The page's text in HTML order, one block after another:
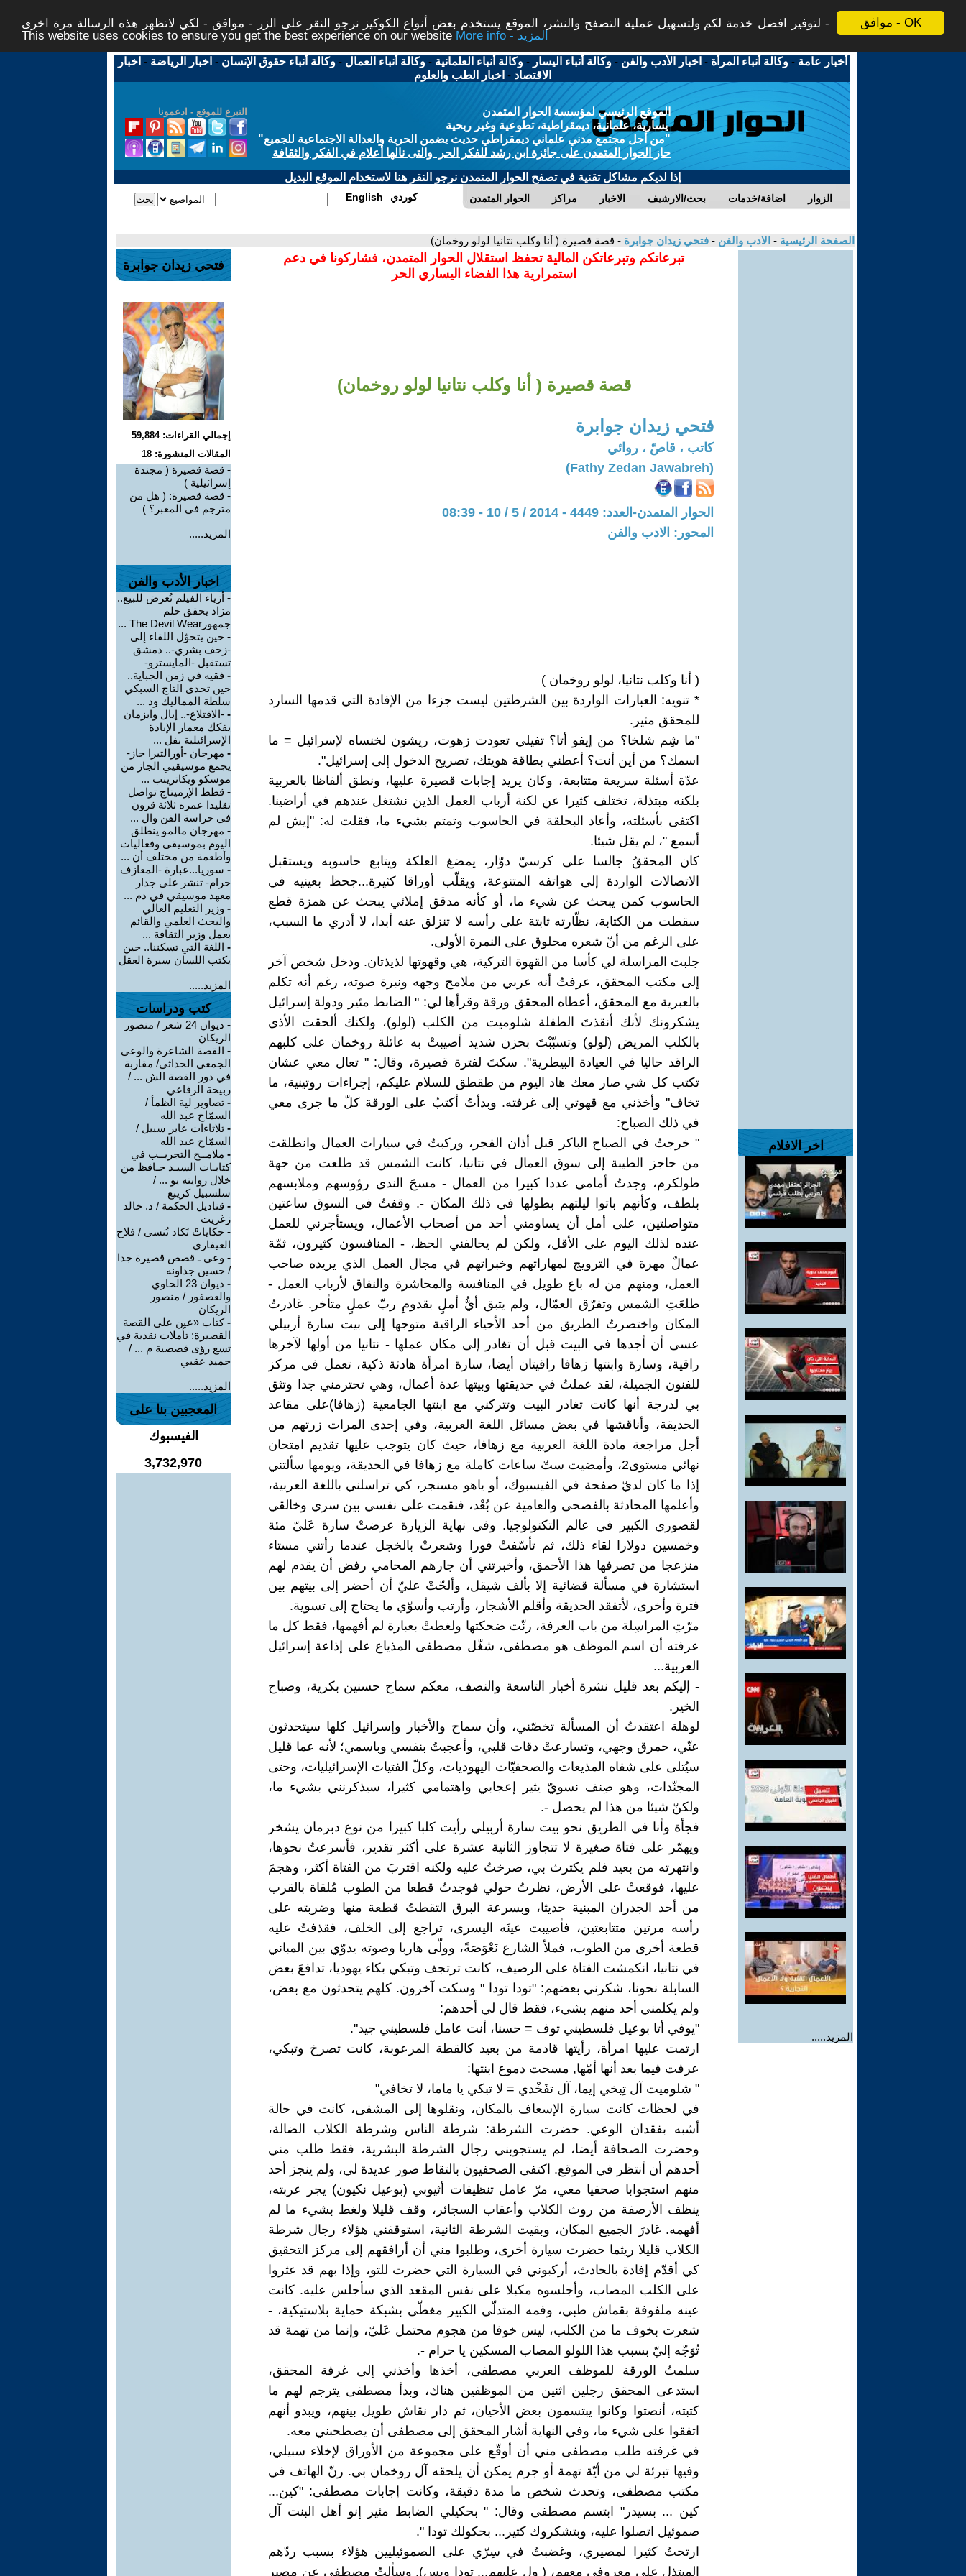
موافق - OK
لتوفير افضل خدمة لكم ولتسهيل عملية التصفح والنشر، الموقع يستخدم بعض أنواع الكوكيز نرجو النقر على الزر - موافق - لكي لاتظهر هذه الرسالة مرة اخرى -
This website uses cookies to ensure you get the best experience on our website
More info - المزيد
أخبار عامة -وكالة أنباء المرأة - اخبار الأدب والفن -وكالة أنباء اليسار -وكالة أنباء العلمانية -وكالة أنباء العمال -وكالة أنباء حقوق الإنسان - اخبار الرياضة - اخبار
الاقتصاد - اخبار الطب والعلوم
التبرع للموقع - ادعمونا
الموقع الرئيسي لمؤسسة الحوار المتمدن
يسارية، علمانية، ديمقراطية، تطوعية وغير ربحية
"من أجل مجتمع مدني علماني ديمقراطي حديث يضمن الحرية والعدالة الاجتماعية للجميع"
حاز الحوار المتمدن على جائزة ابن رشد للفكر الحر والتى نالها أعلام في الفكر والثقافة
إذا لديكم مشاكل تقنية في تصفح الحوار المتمدن نرجو النقر هنا لاستخدام الموقع البديل
الحوار المتمدن مراكز الاخبار بحث/الارشيف اضافة/خدمات الزوار English كوردي
الصفحة الرئيسية - الادب والفن - فتحي زيدان جوابرة - قصة قصيرة ( أنا وكلب نتانيا لولو روخمان)
اخر الافلام
المزيد.....
تبرعاتكم وتبرعاتكن المالية تحفظ استقلال الحوار المتمدن، فشاركونا في دعم
استمرارية هذا الفضاء اليساري الحر
قصة قصيرة ( أنا وكلب نتانيا لولو روخمان)
فتحي زيدان جوابرة
كاتب ، قاصّ ، روائي
(Fathy Zedan Jawabreh)
الحوار المتمدن-العدد: 4449 - 2014 / 5 / 10 - 08:39
المحور: الادب والفن
( أنا وكلب نتانيا، لولو روخمان )
* تنويه: العبارات الواردة بين الشرطتين ليست جزءا من الإفادة التي قدمها السارد
للمحقق مئير.
"ما شِم شلخا؟ من إيفو أتا؟ تفيلي تعودت زهوت، ريشون لخنساه لإسرائيل = ما
اسمك؟ من أين أنت؟ أعطني بطاقة هويتك، تصريح الدخول إلى إسرائيل".
عدّة أسئلة سريعة متتابعة، وكان يريد إجابات قصيرة عليها، ونطق ألفاظا بالعربية
بلكنه مبتذلة، تختلف كثيرا عن لكنة أرباب العمل الذين نشتغل عندهم في أراضينا.
اكتفى بأسئلته، وأعاد البحلقة في الحاسوب وتمتم بشيء ما، فقلت له: "إيش لم
أسمع "، لم يقل شيئا.
كان المحققُ جالسا على كرسيّ دوّار، يمضغ العلكة ويتابع حاسوبه ويستقبل
الاتصالات الواردة إلى هواتفه المتنوعة، ويقلّب أوراقا كثيرة...جحظ بعينيه في
الحاسوب كمن يبحث عن شيء ما، أو كأنه مدقق إملائي يبحث عن همزة قطع
سقطت من الكتابة، نظّارته ثابتة على رأسه لا تنزلق عنه أبدا، لا أدري ما السبب،
على الرغم من أنّ شعره محلوق على النمرة الأولى.
جلبت المراسلة لي كأسا من القهوة التركية، هي وقهوتها لذيذتان. ودخل شخص آخر
إلى مكتب المحقق، عرفتُ أنه عربي من ملامح وجهه ونبرة صوته، رغم أنه تكلم
بالعبرية مع المحقق، أعطاه المحقق ورقة وقرأها لي: " الضابط مئير ودولة إسرائيل
يشكرونك لأنك أنقذتَ الطفلة شلوميت من الكلب (لولو)، ولكنك ألحقت الأذى
بالكلب المريض (لولو) وتسبّبْتَ بحزن شديد أصيبتْ به عائلة روخمان على كلبهم
الراقد حاليا في العيادة البيطرية". سكتَ لفترة قصيرة، وقال: " تعال معي عشان
تكتب كل شي صار معك هاد اليوم من طقطق للسلام عليكم، إجراءات روتينية، ما
تخاف" وأخذني مع قهوتي إلى غرفته. وبدأتُ أكتبُ على الورقة كلّ ما جرى معي
في ذلك الصباح:
" خرجتُ في الصباح الباكر قبل أذان الفجر، وركبتُ في سيارات العمال وانطلقت
من حاجز الطيبة إلى سوق العمال في نتانيا، كانت الشمس قد طلعت من جهة
طولكرم، وجدتُ أمامي عددا كبيرا من العمال - مسحَ الندى رؤوسهم وملابسهم
بلطف، وكأنهم باتوا ليلتهم بطولها في ذلك المكان -. وقفتُ في السوق ساعتين
متواصلتين، على أمل أن يساومني أحد من أصحاب الأعمال، ويستأجرني للعمل
عنده لذلك اليوم على الأقل، ولكن لم يحالفني الحظ، - المنافسون كثيرون، ثمّة
عمالٌ مهرة في الترويج لمهاراتهم وخبراتهم في مجال العمل الذي يريده صاحب
العمل، ومنهم من له باع طويل في المنافسة والمحاشرة والنفاق لأرباب العمل -
طلعَتِ الشمس وتفرّق العمّال، ولم يتبق أيُّ أملٍ بقدومِ ربّ عملٍ متأخر. غادرتُ
المكان واختصرتُ الطريق من أحد الأحياء الراقية متوجها إلى بيت سارة أربيلي
عسى أن أجدها في البيت قبل أن تغادر إلى مكان عملها - نتانيا من أولها لآخرها
راقية، وسارة وابنتها زهافا راقيتان أيضا، سارة امرأة هادئة ذكية، تعمل في مركز
للفنون الجميلة، لقد عملتُ في حديقتها وبيتها عدة أعمال، وهي تحترمني جدا وتثق
بي لدرجة أنها كانت تغادر البيت وتتركني مع ابنتها الجامعية (زهافا)على مقاعد
الحديقة، وأناقشها في بعض مسائل اللغة العربية، وفي إحدى المرات زرتهم من
أجل مراجعة مادة اللغة العربية مع زهافا، حيث كان يتوجب عليها تقديم امتحان
نهائي مستوى2، وأمضيت ستّ ساعات كاملة مع زهافا في الحديقة، ويومها سألتني
إذا ما كان لديّ صفحة في الفيسبوك، أو ياهو مسنجر، كي تراسلني باللغة العربية،
وأعلمها المحادثة بالفصحى والعامية عن بُعْد، فنقمت على نفسي بين سري وخالقي
لقصوري الكبير في عالم التكنولوجيا. وفي نهاية الزيارة عرضتْ سارة عَليّ مئة
وخمسين دولارا لقاء ذلك، ثم تأسّفتْ فورا وشعرتْ بالخجل عندما رأتني مستاء
منزعجا من تصرفها هذا الأحمق، وأخبرتني أن جارهم المحامي رفض أن يقدم لهم
استشارة في مسألة قضائية إلا بألف شيقل، وألحّتْ عليّ أن أحضر إلى بيتهم بين
فترة وأخرى، لأتفقد الحديقة وأقلم الأشجار، وأرتب وأسوّي ما يحتاج إلى تسوية.
مرّتِ المراسِلة من باب الغرفة، رنّت ضحكتها ولغطتْ بعبارة لم أفهمها، فقط كل ما
عرفته أن اسم الموظف هو مصطفى، شغّل مصطفى المذياع على إذاعة إسرائيل
العربية...
- إليكم بعد قليل نشرة أخبار التاسعة والنصف، معكم سماح حسنين بكرية، وصباح
الخير.
لوهلة اعتقدتُ أن المسألة تخصّني، وأن سماح والأخبار وإسرائيل كلها سيتحدثون
عنّي، حمرق وجهي، وتسارعتْ دقات قلبي، وأعجبتُ بنفسي وباسمي؛ لأنه عما قليل
سيُتلى على شفاه المذيعات والصحفيّات اليهوديات، وكلّ الفتيات الإسرائيليات، وحتى
المجنّدات، وهو صِنف نسويّ يثير إعجابي واهتمامي كثيرا، سيذكرنني بشيء ما،
ولكنّ شيئا من هذا لم يحصل -.
فجأة وأنا في الطريق نحو بيت سارة أربيلي رأيت كلبا كبيرا من نوع دبرمان يشخر
ويهمّر على فتاة صغيرة لا تتجاوز الثانية عشرة على أكثر تقدير، فأسرعتُ نحوها،
وانتهرته من بعيد فلم يكترث بي، صرختُ عليه ولكنه اقتربَ من الفتاة أكثر، وهجمَ
عليها، فوقعتْ على الأرض، نظرتُ حولي فوجدتُ قطعا من الطوب مُلقاة بالقرب
من أحد الجدران المبنية حديثا، وبسرعة البرق التقطتُ قطعة منها وضربته على
رأسه مرتين متتابعتين، فأصيبت عينَه اليسرى، تراجع إلى الخلف، فقذفتُ عليه
قطعة أخرى من الطوب، فملأ الشارع نَعْوَصَةً، وولّى هاربا وصوته يدوّي بين المباني
في نتانيا، انكمشت الفتاة على الرصيف، كانت ترتجف وتبكي بكاء يهوديا، تدافعَ بعض
السابلة نحونا، شكرني بعضهم: "تودا تودا " وسكت آخرون. كلهم يتحدثون مع بعض،
ولم يكلمني أحد منهم بشيء، فقط قال لي أحدهم:
"يوفي أتا بوعيل فلسطيني توف = حسنا، أنت عامل فلسطيني جيد".
ارتمت عليها امرأة، رأيتها قادمة من بعيد كالقطة المرعوبة، كانت تصرخ وتبكي،
عرفت فيما بعد أنها أمّها, مسحت دموع ابنتها:
" شلوميت آل تِبخي إيما، آل تفَخْدي = لا تبكي يا ماما، لا تخافي"
في لحظات كانت سيارة الإسعاف بالمكان، ونقلوها إلى المشفى، كانت في حالة
أشبه بفقدان الوعي. حضرت الشرطة: شرطة الناس وشرطة الكلاب الضالة،
وحضرت الصحافة أيضا، لم يستجوبني رجال الشرطة البشرية، فقط طلب مني
أحدهم أن أنتظر في الموقع. اكتفى الصحفيون بالتقاط صور عديدة لي، ولم ينجز أحد
منهم استجوابا صحفيا معي، مرّ عامل تنظيفات أثيوبي (بوعيل نكيون) يجر عربته،
ينظف الأرصفة من روث الكلاب وأعقاب السجائر، وقف قليلا ولغط بشيء ما لم
أفهمه. غادرَ الجميع المكان، وبقيت الشرطة الثانية، استوقفني هؤلاء رجال شرطة
الكلاب قليلا ريثما حضرت سيارة أخرى، وطلبوا مني أن أرافقهم إلى مركز التحقيق
كي أقدّم إفادة بالحادث، أركبوني في السيارة التي حضرت للتو، وإذا بهم قد عثروا
على الكلب المصاب، وأجلسوه مكبلا على نفس المقعد الذي سأجلس عليه. كانت
عينه ملفوفة بقماش طبي، وفمه المتدلّي الكبير مغطّى بشبكة حماية بلاستيكية، -
شعرت بخوف ما من الكلب، ليس خوفا من هجوم محتمل عَليّ، وإنما من تهمة قد
تُوَجّه إليّ بسبب هذا اللولو المصاب المسكين يا حرام -.
سلمتُ الورقة للموظف العربي مصطفى، أخذها وأخذني إلى غرفة المحقق،
استدعى المحقق رجلين اثنين من الموظفين هناك، وبدأ مصطفى يترجم لهم ما
كتبته، أنصتوا وكانوا يبتسمون بعض الأحيان، ثم دار نقاش طويل بينهم، ويبدو أنهم
اتفقوا على شيء ما، وفي النهاية أشار المحقق إلى مصطفى أن يصطحبني معه.
في غرفته طلب مصطفى مني أن أوقّع على مجموعة من الأوراق لإخلاء سبيلي،
وفيها تبرئة لي من أيّة تهمة أو جرم يمكن أن يلحقه آل روخمان بي. رنّ الهاتف في
مكتب مصطفى، وتحدث شخص ما مدة دقيقة، وكانت إجابات مصطفى: "كين...
كين ... بسيدر" ابتسم مصطفى وقال: " بحكيلي الضابط مئير إنو أهل البنت آل
صموئيل اتصلوا عليه، وبتشكروك كتير... بحكولك تودا ".
ارتحتُ كثيرا لمصيري، وغضبتُ في سِرّي على الصموئيليين هؤلاء بسبب ردّهم
المبتذل على معروفي معهم، ( ول عليهم... تودا وبس). وسألتُ مصطفى عن مصير
فتحي زيدان جوابرة
إجمالي القراءات: 59,884
المقالات المنشورة: 18
- قصة قصيرة ( مجندة
إسرائيلية )
- قصة قصيرة: ( هل من
مترجم في المعبر؟ )
المزيد.....
اخبار الأدب والفن
- أزياء الفيلم تُعرض للبيع..
مزاد يحقق حلم
جمهورThe Devil Wear ...
- حين يتحوّل اللقاء إلى
-زحف بشري-.. دمشق
تستقبل -المايسترو-
- فقيه في زمن الجباية..
حين تحدى التاج السبكي
سلطة المماليك ود ...
- -الاقتلاع-.. إيال وايزمان
يفكك معمار الإبادة
الإسرائيلية بفل ...
- مهرجان -أورالتيرا جاز-
يجمع موسيقيي الجاز من
موسكو ويكاترينب ...
- قطط الإرميتاج تواصل
تقليدا عمره ثلاثة قرون
في حراسة الفن وال ...
- مهرجان مالمو ينطلق
اليوم بموسيقى وفعاليات
وأطعمة من مختلف أن ...
- سوريا...عبارة -المعازف
حرام- تنشر على جدار
معهد موسيقي في دم ...
- وزير التعليم العالي
والبحث العلمي والقائم
بعمل وزير الثقافة ...
- اللغة التي تسكننا.. حين
يكتب اللسان سيرة العقل
المزيد.....
كتب ودراسات
-
ديوان 24 شعر / منصور
الريكان
- القصة الشاعرة والوعي
الجمعي الحداثي/ مقاربة
في دور القصة الش ... /
ربيحة الرفاعي
- تصاوير لية الظمأ /
السمّاح عبد الله
- ثلاثاءات عابر سبيل /
السمّاح عبد الله
- ملامــح التجريــب في
كتابـات السيـد حـافظ من
خلال روايته يو ... /
سلسبيل كريبع
- قناديل الحكمة / د. خالد
زغريت
- حكاياتْ تَكاد تُنسى / فلاح
العيفاري
- وعي ـ قصص قصيرة جدا
/ حسين جداونه
-
ديوان 23 الحاوي
والعصفور / منصور
الريكان
-كتاب «عين على القصة
القصيرة: تأملات نقدية في
تسع رؤى قصصية م ... /
حميد عقبي
المزيد.....
المعجبين بنا على
الفيسبوك
3,732,970